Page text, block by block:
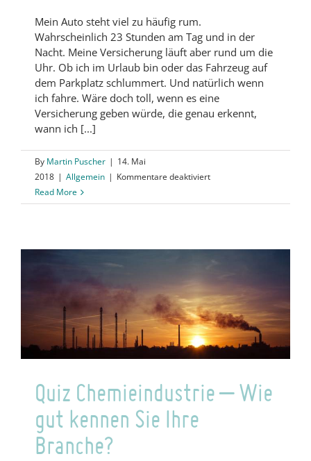
Mein Auto steht viel zu häufig rum.
Wahrscheinlich 23 Stunden am Tag und in der
Nacht. Meine Versicherung läuft aber rund um die
Uhr. Ob ich im Urlaub bin oder das Fahrzeug auf
dem Parkplatz schlummert. Und natürlich wenn
ich fahre. Wäre doch toll, wenn es eine
Versicherung geben würde, die genau erkennt,
wann ich [...]
By Martin Puscher | 14. Mai
2018 | Allgemein | Kommentare deaktiviertfür
Generation:
Good
IOTA
–
willkommen.
Read More
Quiz Chemieindustrie – Wie
gut kennen Sie Ihre
Branche?